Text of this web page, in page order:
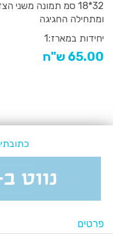
32*18 סמ תמונה משני
ומתחילה החגיגה
יחידות במארז:1
65.00 ש"ח
פרטים